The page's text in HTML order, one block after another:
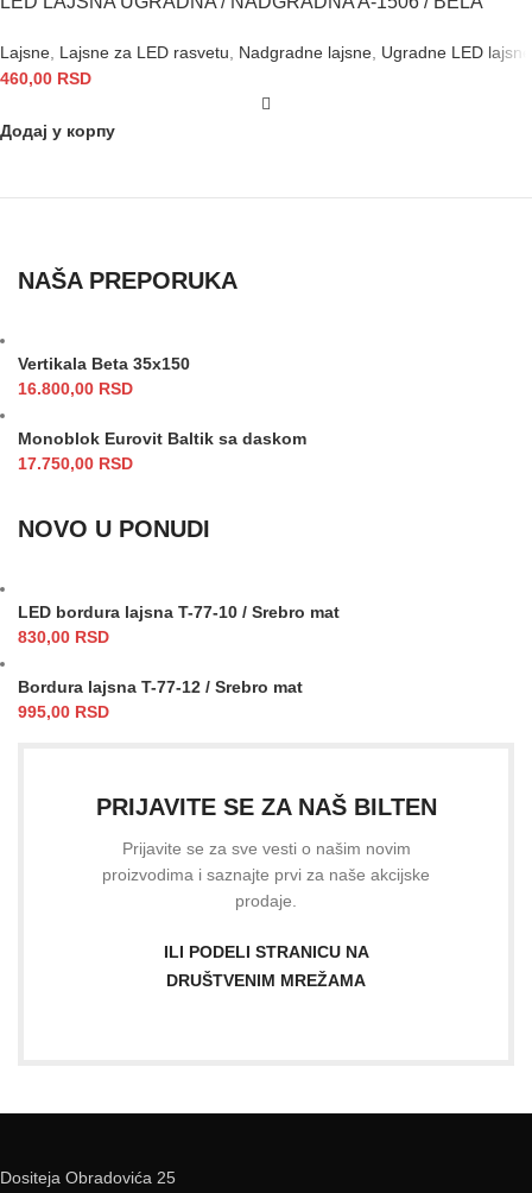
Lajsne Lajsne za LED rasvetu Nadgradne lajsne Ugradne LED lajsne
460,00 RSD
Додај у корпу
NAŠA PREPORUKA
Vertikala Beta 35x150
16.800,00 RSD
Monoblok Eurovit Baltik sa daskom
17.750,00 RSD
NOVO U PONUDI
LED bordura lajsna T-77-10 / Srebro mat
830,00 RSD
Bordura lajsna T-77-12 / Srebro mat
995,00 RSD
PRIJAVITE SE ZA NAŠ BILTEN
Prijavite se za sve vesti o našim novim
proizvodima i saznajte prvi za naše akcijske
prodaje.
ILI PODELI STRANICU NA
DRUŠTVENIM MREŽAMA
Dositeja Obradovića 25